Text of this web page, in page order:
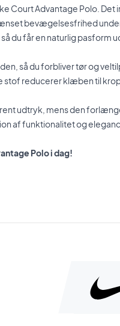
Court Advantage Polo. Det
bevægelsesfrihed
du får en naturlig pasform
så du forbliver tør og
stof reducerer klæben til
udtryk, mens den
af funktionalitet og
Polo i dag!